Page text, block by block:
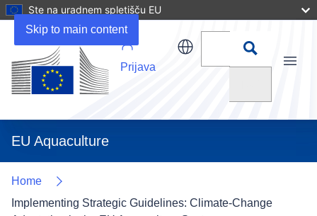
Skip to main content
Ste na uradnem spletišču EU
Prijava
EU Aquaculture
Menu
Home
Implementing Strategic Guidelines: Climate-Change